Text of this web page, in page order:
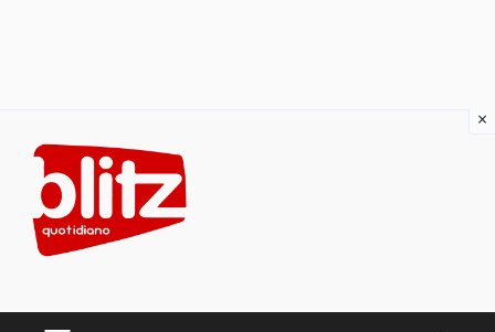
content
×